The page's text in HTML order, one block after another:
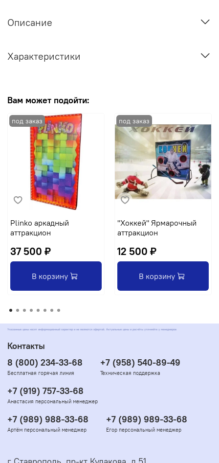
Описание
Характеристики
Вам может подойти:
Plinko аркадный
аттракцион
37 500 ₽
В корзину
"Хоккей" Ярмарочный
аттракцион
12 500 ₽
В корзину
Указанные цены носят информационный характер и не являются офертой. Актуальные цены и расчёты уточняйте у менеджеров
Контакты
8 (800) 234-33-68
Бесплатная горячая линия
+7 (958) 540-89-49
Техническая поддержка
+7 (919) 757-33-68
Анастасия персональный менеджер
+7 (989) 988-33-68
Артём персональный менеджер
+7 (989) 989-33-68
Егор персональный менеджер